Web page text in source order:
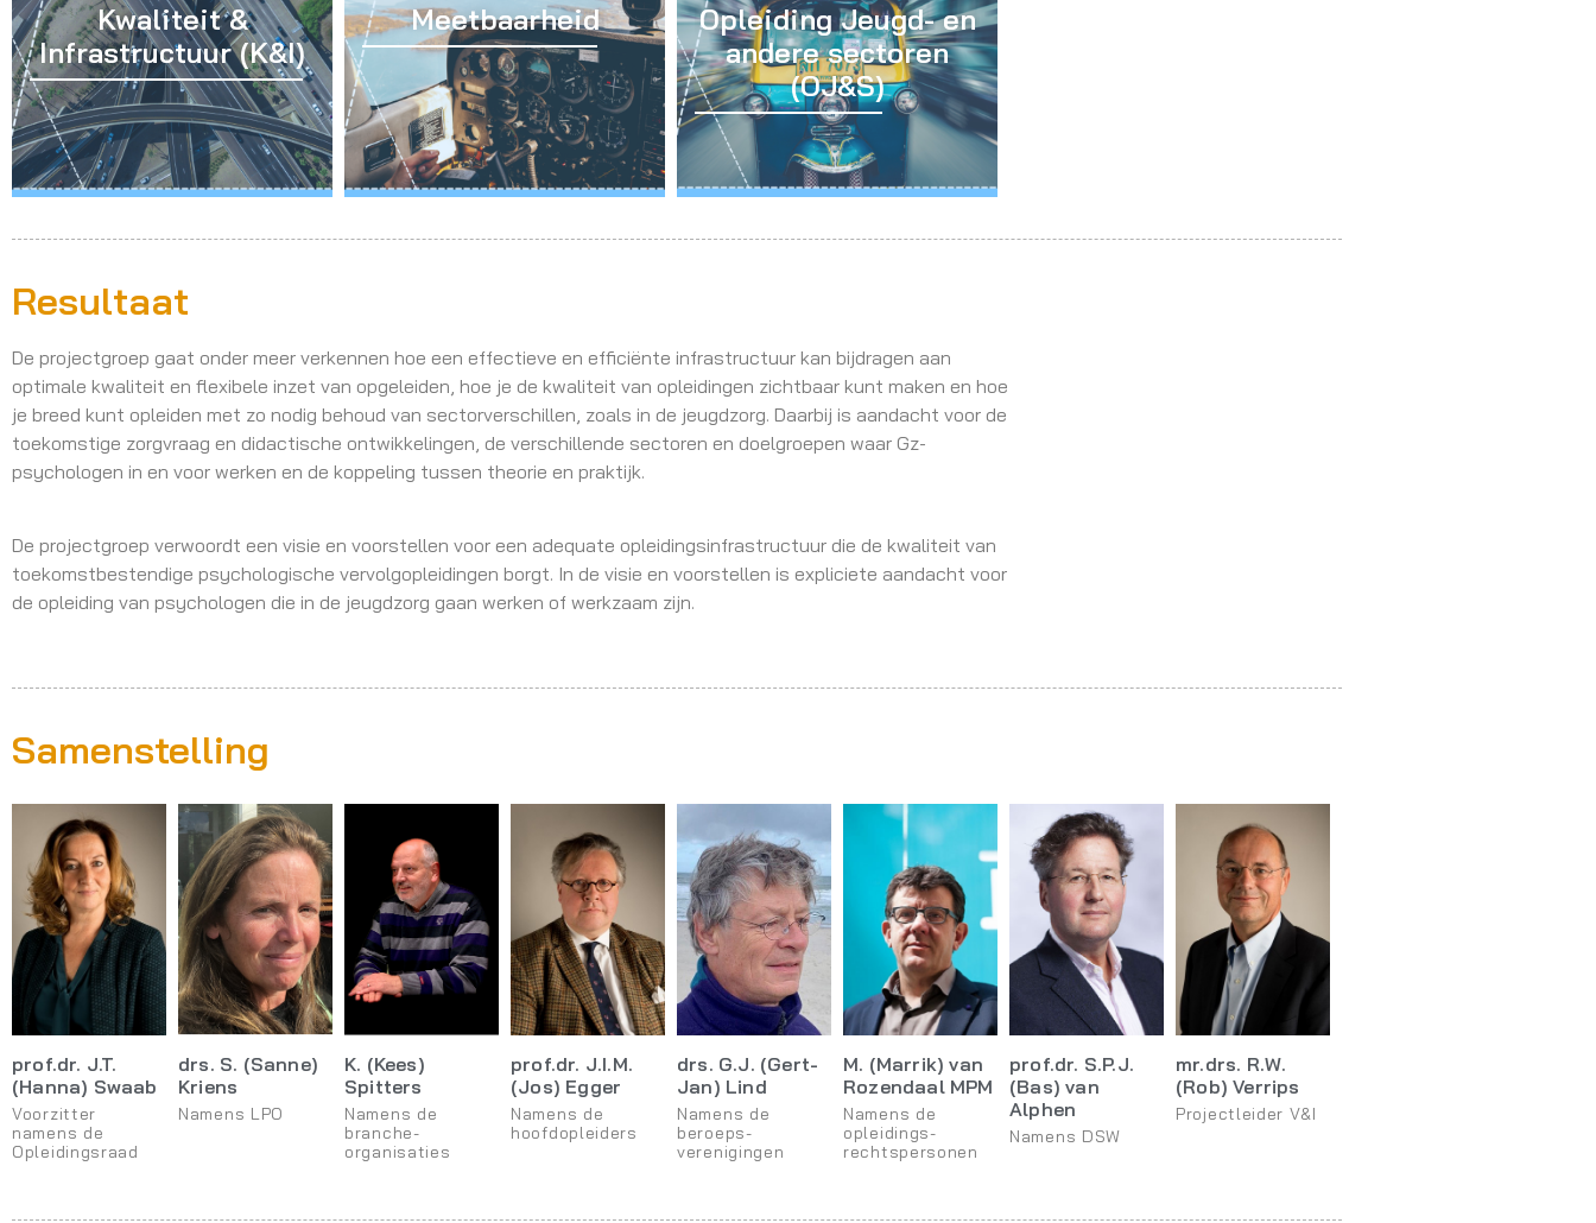
Kwaliteit &
Infrastructuur (K&I)
Meetbaarheid
Opleiding Jeugd- en
andere sectoren
(OJ&S)
Resultaat
De projectgroep gaat onder meer verkennen hoe een effectieve en efficiënte infrastructuur kan bijdragen aan
optimale kwaliteit en flexibele inzet van opgeleiden, hoe je de kwaliteit van opleidingen zichtbaar kunt maken en hoe
je breed kunt opleiden met zo nodig behoud van sectorverschillen, zoals in de jeugdzorg. Daarbij is aandacht voor de
toekomstige zorgvraag en didactische ontwikkelingen, de verschillende sectoren en doelgroepen waar Gz-
psychologen in en voor werken en de koppeling tussen theorie en praktijk.
De projectgroep verwoordt een visie en voorstellen voor een adequate opleidingsinfrastructuur die de kwaliteit van
toekomstbestendige psychologische vervolgopleidingen borgt. In de visie en voorstellen is expliciete aandacht voor
de opleiding van psychologen die in de jeugdzorg gaan werken of werkzaam zijn.
Samenstelling
prof.dr. J.T.
(Hanna) Swaab
Voorzitter
namens de
Opleidingsraad
drs. S. (Sanne)
Kriens
Namens LPO
K. (Kees)
Spitters
Namens de
branche-
organisaties
prof.dr. J.I.M.
(Jos) Egger
Namens de
hoofdopleiders
drs. G.J. (Gert-
Jan) Lind
Namens de
beroeps-
verenigingen
M. (Marrik) van
Rozendaal MPM
Namens de
opleidings-
rechtspersonen
prof.dr. S.P.J.
(Bas) van
Alphen
Namens DSW
mr.drs. R.W.
(Rob) Verrips
Projectleider V&I